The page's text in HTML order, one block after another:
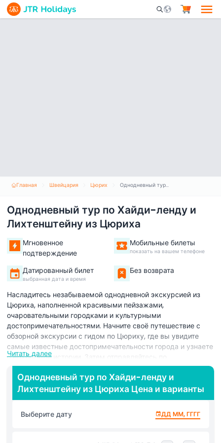
Mobile Search
Главная Швейцария Цюрих Однодневный тур по Хайди-ленду и Лихтенштейну из Цюриха
Однодневный тур по Хайди-ленду и
Лихтенштейну из Цюриха
Мгновенное
подтверждение
Мобильные билеты
показать на вашем телефоне
Датированный билет
выбранная дата и время
Без возврата
Насладитесь незабываемой однодневной экскурсией из
Цюриха, наполненной красивыми пейзажами,
очаровательными городками и культурными
достопримечательностями. Начните своё путешествие с
обзорной экскурсии с гидом по Цюриху, где вы увидите
самые известные достопримечательности города и узнаете
о его богатой истории. Затем отправляйтесь по
живописному маршруту через спокойный регион
Тоггенбург, окружённый холмами и потрясающими
швейцарскими пейзажами. Сделайте остановку в
Рапперсвиле, также известном как «Город роз», где у вас
будет свободное время, чтобы прогуляться по его
прекрасным улицам, посетить замок или расслабиться у
Лихтенштейна. Здесь вы можете исследовать этот
Читать далее
Однодневный тур по Хайди-ленду и
Лихтенштейну из Цюриха Цена и варианты
Выберите дату ДД ММ, ГГГГ